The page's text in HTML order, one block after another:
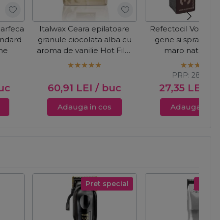
Italwax Ceara epilatoare
granule ciocolata alba cu
aroma de vanilie Hot Film
Ciocolata Alba 1kg
60,91 LEI / buc
Adauga in cos
Refectocil
gene si
maro natural
27,35 LEI
PRP:28,56
Adauga in
Pret special